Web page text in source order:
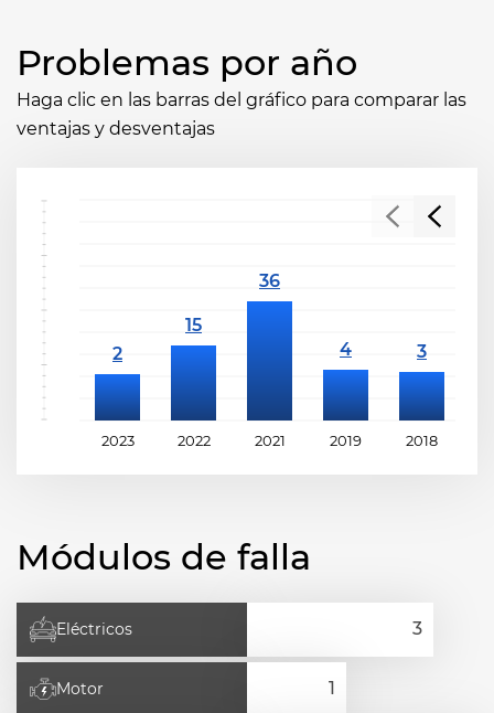
Problemas por año
Haga clic en las barras del gráfico para comparar las
ventajas y desventajas
2023 2022 2021 2019 2018
Módulos de falla
Eléctricos
Motor